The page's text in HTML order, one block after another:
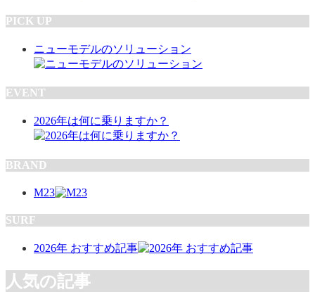
PICK UP
ニューモデルのソリューション
EVENT
2026年は何に乗りますか？
BRAND
M23
SURF
2026年 おすすめ記事
人気の記事